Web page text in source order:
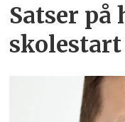
Satser
skolestart